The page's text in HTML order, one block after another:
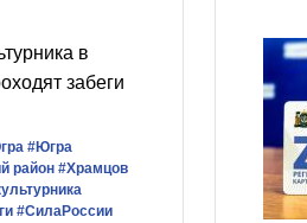
в
забеги
#Югра
район #Храмцов
#СилаРоссии